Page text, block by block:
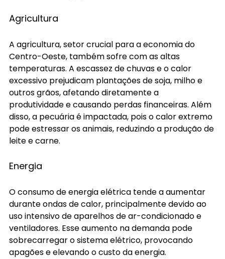
Agricultura
A agricultura, setor crucial para a economia do
Centro-Oeste, também sofre com as altas
temperaturas. A escassez de chuvas e o calor
excessivo prejudicam plantações de soja, milho e
outros grãos, afetando diretamente a
produtividade e causando perdas financeiras. Além
disso, a pecuária é impactada, pois o calor extremo
pode estressar os animais, reduzindo a produção de
leite e carne.
Energia
O consumo de energia elétrica tende a aumentar
durante ondas de calor, principalmente devido ao
uso intensivo de aparelhos de ar-condicionado e
ventiladores. Esse aumento na demanda pode
sobrecarregar o sistema elétrico, provocando
apagões e elevando o custo da energia.